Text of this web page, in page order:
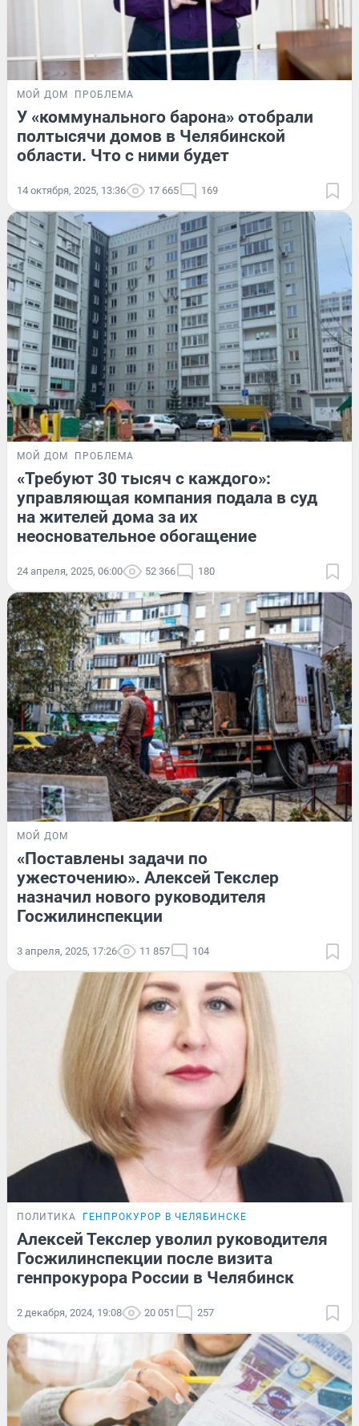
МОЙ ДОМ ПРОБЛЕМА
У «коммунального барона» отобрали
полтысячи домов в Челябинской
области. Что с ними будет
14 октября, 2025, 13:36 17 665 169
МОЙ ДОМ ПРОБЛЕМА
«Требуют 30 тысяч с каждого»:
управляющая компания подала в суд
на жителей дома за их
неосновательное обогащение
24 апреля, 2025, 06:00 52 366 180
МОЙ ДОМ
«Поставлены задачи по
ужесточению». Алексей Текслер
назначил нового руководителя
Госжилинспекции
3 апреля, 2025, 17:26 11 857 104
ПОЛИТИКА ГЕНПРОКУРОР В ЧЕЛЯБИНСКЕ
Алексей Текслер уволил руководителя
Госжилинспекции после визита
генпрокурора России в Челябинск
2 декабря, 2024, 19:08 20 051 257